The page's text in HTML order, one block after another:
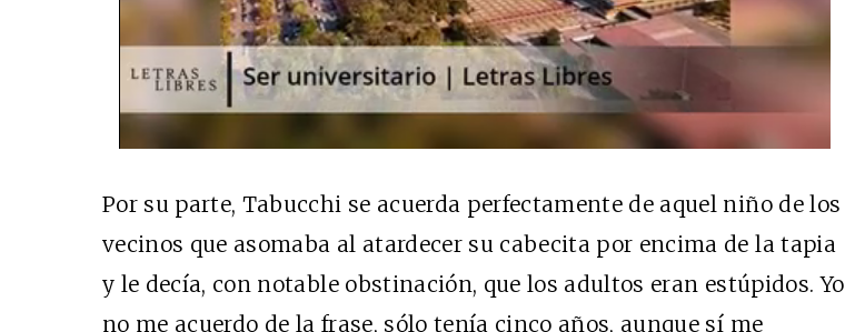
Por su parte, Tabucchi se acuerda perfectamente de aquel niño de los
vecinos que asomaba al atardecer su cabecita por encima de la tapia
y le decía, con notable obstinación, que los adultos eran estúpidos. Yo
no me acuerdo de la frase, sólo tenía cinco años, aunque sí me